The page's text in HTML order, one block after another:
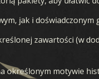
jak i doświadczonym
zawartości (w
określonym motywie